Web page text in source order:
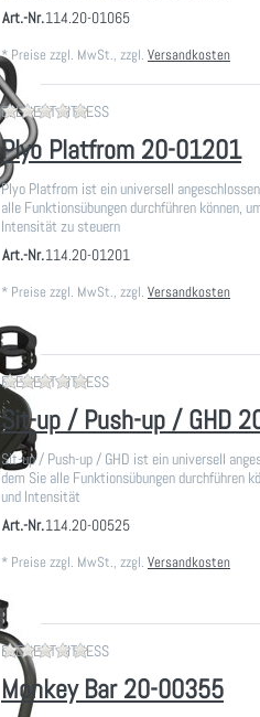
Art.-Nr.114.20-01065
* Preise zzgl. MwSt., zzgl. Versandkosten
ELEMENT FITNESSZu diesem Produkt
Plyo Platfrom 20-01201
Plyo Platfrom ist ein universell
alle Funktionsübungen durchführen können,
Intensität zu steuern
Art.-Nr.114.20-01201
* Preise zzgl. MwSt., zzgl. Versandkosten
ELEMENT FITNESSZu diesem Produkt
Sit-up / Push-up / GHD
Sit-up / Push-up / GHD ist ein universell
dem Sie alle Funktionsübungen durchführen
und Intensität
Art.-Nr.114.20-00525
* Preise zzgl. MwSt., zzgl. Versandkosten
ELEMENT FITNESSZu diesem Produkt
Monkey Bar 20-00355